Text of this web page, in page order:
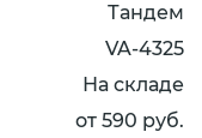
Тандем
VA-4325
На складе
от 590 руб.